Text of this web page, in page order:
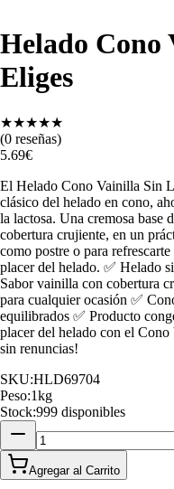
Helado Cono
Eliges
★★★★★
(0 reseñas)
5.69€
El Helado Cono Vainilla Sin
clásico del helado en cono,
la lactosa. Una cremosa base
cobertura crujiente, en un
como postre o para
placer del helado. ✅ Helado
Sabor vainilla con cobertura
para cualquier ocasión ✅
equilibrados ✅ Producto
placer del helado con el
sin renuncias!
SKU:HLD69704
Peso:1kg
Stock:999 disponibles
Agregar al Carrito